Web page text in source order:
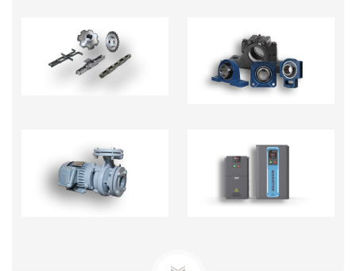
NHÔNG XÍCH GỐI ĐỠ
BƠM TECO-BƠM ĐỊNH
LƯỢNG
BIẾN TẦN - BỘ CHỈNH
TỐC ĐỘ MOTOR